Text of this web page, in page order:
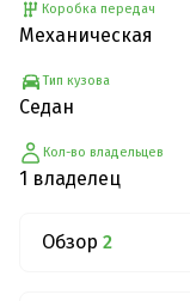
Коробка передач
Механическая
Тип кузова
Седан
Кол-во владельцев
1 владелец
Обзор 2